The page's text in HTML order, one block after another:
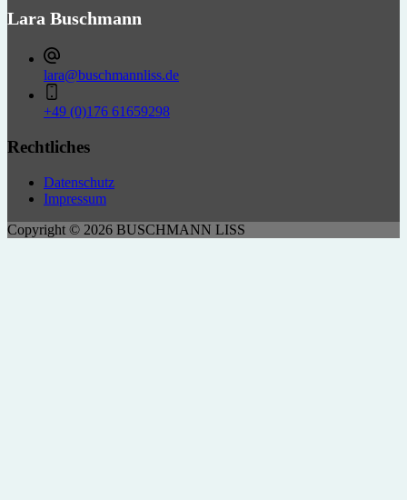
Lara Buschmann
lara@buschmannliss.de
+49 (0)176 61659298
Rechtliches
Datenschutz
Impressum
Copyright © 2026 BUSCHMANN LISS